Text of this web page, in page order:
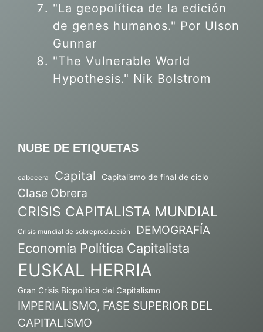
"La geopolítica de la edición
de genes humanos." Por Ulson
Gunnar
"The Vulnerable World
Hypothesis." Nik Bolstrom
NUBE DE ETIQUETAS
cabecera Capital Capitalismo de final de ciclo
Clase Obrera
CRISIS CAPITALISTA MUNDIAL
Crisis mundial de sobreproducción DEMOGRAFÍA
Economía Política Capitalista
EUSKAL HERRIA
Gran Crisis Biopolítica del Capitalismo
IMPERIALISMO, FASE SUPERIOR DEL
CAPITALISMO